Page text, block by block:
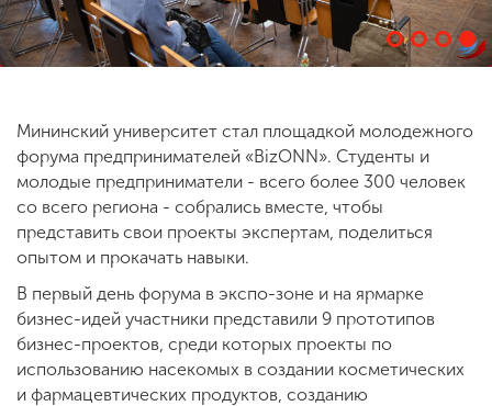
ENG SPN CHI
Приемная
комиссия
+7 (831) 262-26-20
Мининский университет стал площадкой молодежного
форума предпринимателей «BizONN». Студенты и
молодые предприниматели - всего более 300 человек
со всего региона - собрались вместе, чтобы
представить свои проекты экспертам, поделиться
опытом и прокачать навыки.
В первый день форума в экспо-зоне и на ярмарке
бизнес-идей участники представили 9 прототипов
бизнес-проектов, среди которых проекты по
использованию насекомых в создании косметических
и фармацевтических продуктов, созданию